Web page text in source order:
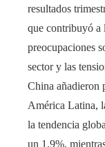
resultados
que contribuyó a
preocupaciones
sector y las
China añadieron
América Latina,
la tendencia
un 1.9%,